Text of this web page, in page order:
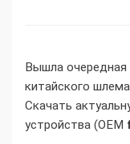
Вышла очередная
китайского
Скачать
устройства (OEM